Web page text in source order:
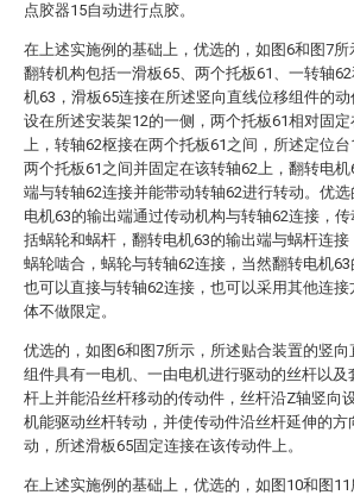
点胶器15自动进行点胶。
在上述实施例的基础上，优选的，如图6和图7所
翻转机构包括一滑板65、两个托板61、一转轴
机63，滑板65连接在所述竖向直线位移组件的
设在所述安装架12的一侧，两个托板61相对固
上，转轴62枢接在两个托板61之间，所述定位
两个托板61之间并固定在该转轴62上，翻转电机
端与转轴62连接并能带动转轴62进行转动。优
电机63的输出端通过传动机构与转轴62连接，
括蜗轮和蜗杆，翻转电机63的输出端与蜗杆连接
蜗轮啮合，蜗轮与转轴62连接，当然翻转电机
也可以直接与转轴62连接，也可以采用其他连接
体不做限定。
优选的，如图6和图7所示，所述贴合装置的竖向
组件具有一电机、一由电机进行驱动的丝杆以及
杆上并能沿丝杆移动的传动件，丝杆沿Z轴竖向
机能驱动丝杆转动，并使传动件沿丝杆延伸的方
动，所述滑板65固定连接在该传动件上。
在上述实施例的基础上，优选的，如图10和图